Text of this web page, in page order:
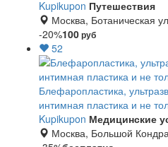
Kupikupon Путешествия
Москва, Ботаническая
-20%100руб
52
Блефаропластика,
интимная пластика и не
Kupikupon Медицинские
Москва, Большой